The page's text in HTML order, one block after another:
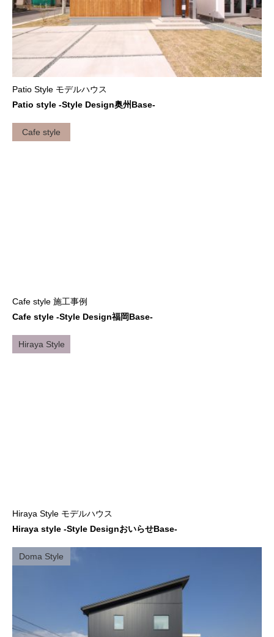
Patio Style モデルハウス
Patio style -Style Design奥州Base-
Cafe style
Cafe style 施工事例
Cafe style -Style Design福岡Base-
Hiraya Style
Hiraya Style モデルハウス
Hiraya style -Style DesignおいらせBase-
Doma Style